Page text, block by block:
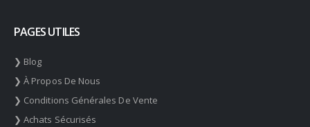
PAGES UTILES
❯ Blog
❯ À Propos De Nous
❯ Conditions Générales De Vente
❯ Achats Sécurisés